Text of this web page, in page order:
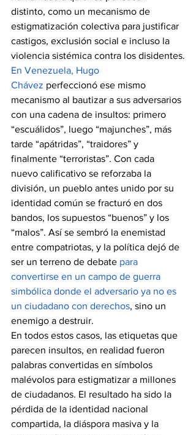
distinto, como un mecanismo de
estigmatización colectiva para justificar
castigos, exclusión social e incluso la
violencia sistémica contra los disidentes.
En Venezuela, Hugo
Chávez perfeccionó ese mismo
mecanismo al bautizar a sus adversarios
con una cadena de insultos: primero
“escuálidos”, luego “majunches”, más
tarde “apátridas”, “traidores” y
finalmente “terroristas”. Con cada
nuevo calificativo se reforzaba la
división, un pueblo antes unido por su
identidad común se fracturó en dos
bandos, los supuestos “buenos” y los
“malos”. Así se sembró la enemistad
entre compatriotas, y la política dejó de
ser un terreno de debate para
convertirse en un campo de guerra
simbólica donde el adversario ya no es
un ciudadano con derechos, sino un
enemigo a destruir.
En todos estos casos, las etiquetas que
parecen insultos, en realidad fueron
palabras convertidas en símbolos
malévolos para estigmatizar a millones
de ciudadanos. El resultado ha sido la
pérdida de la identidad nacional
compartida, la diáspora masiva y la